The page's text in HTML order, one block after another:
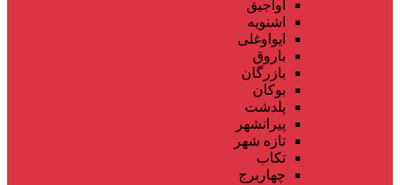
آواجیق
اشنویه
ایواوغلی
باروق
بازرگان
بوکان
پلدشت
پیرانشهر
تازه شهر
تکاب
چهاربرج